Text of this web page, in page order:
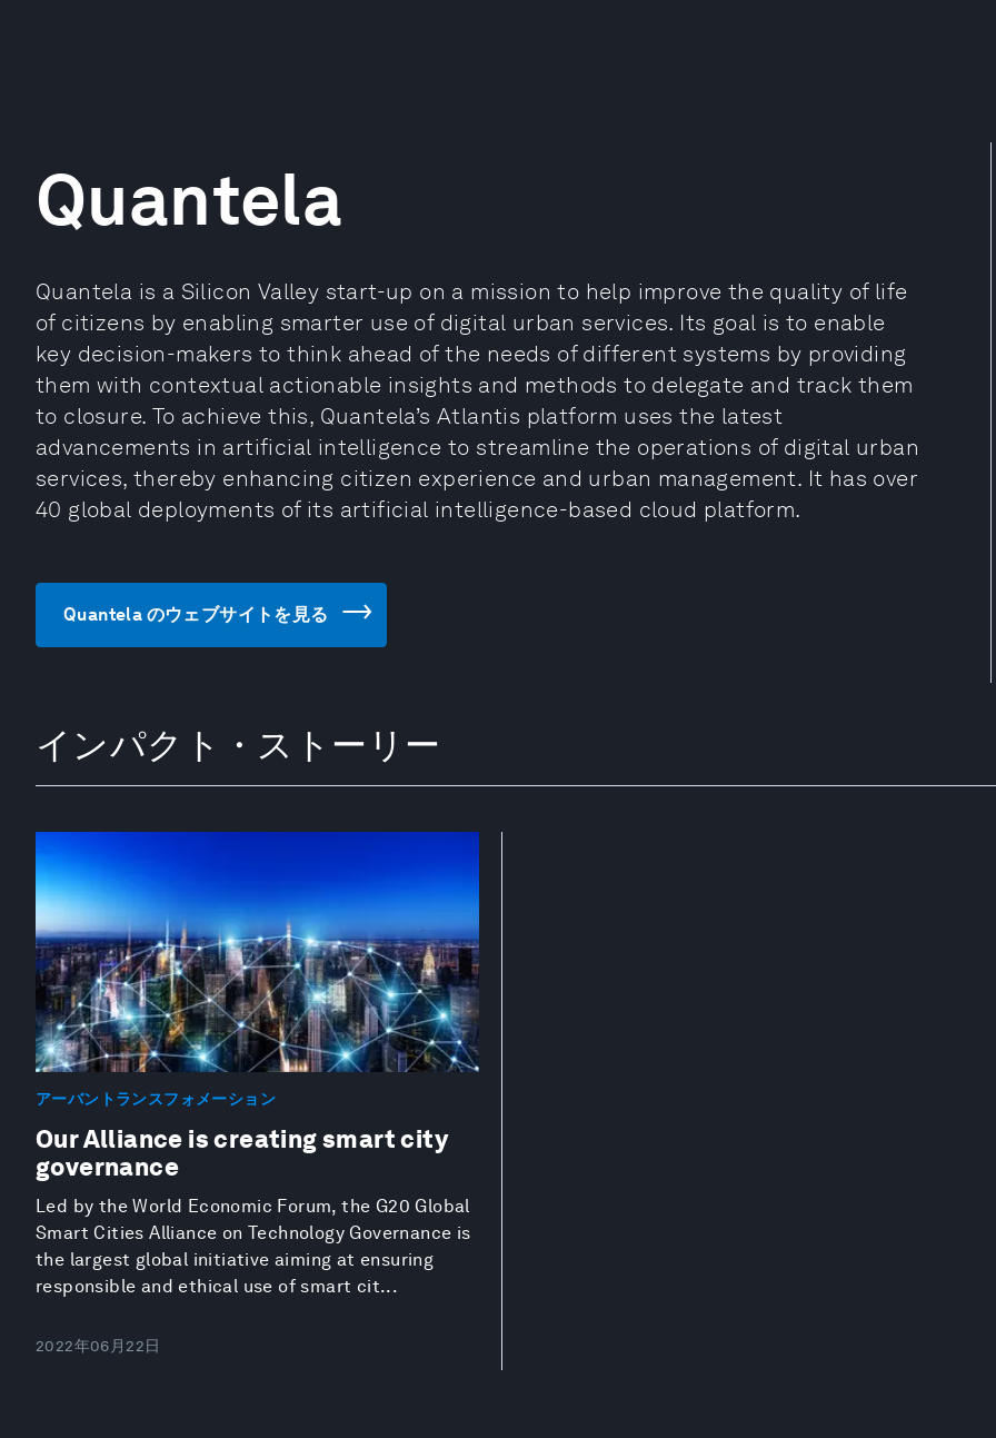
Quantela
Quantela is a Silicon Valley start-up on a mission to help improve the quality of life
of citizens by enabling smarter use of digital urban services. Its goal is to enable
key decision-makers to think ahead of the needs of different systems by providing
them with contextual actionable insights and methods to delegate and track them
to closure. To achieve this, Quantela’s Atlantis platform uses the latest
advancements in artificial intelligence to streamline the operations of digital urban
services, thereby enhancing citizen experience and urban management. It has over
40 global deployments of its artificial intelligence-based cloud platform.
Quantela のウェブサイトを見る
インパクト・ストーリー
アーバントランスフォメーション
Our Alliance is creating smart city
governance
Led by the World Economic Forum, the G20 Global
Smart Cities Alliance on Technology Governance is
the largest global initiative aiming at ensuring
responsible and ethical use of smart cit...
2022年06月22日